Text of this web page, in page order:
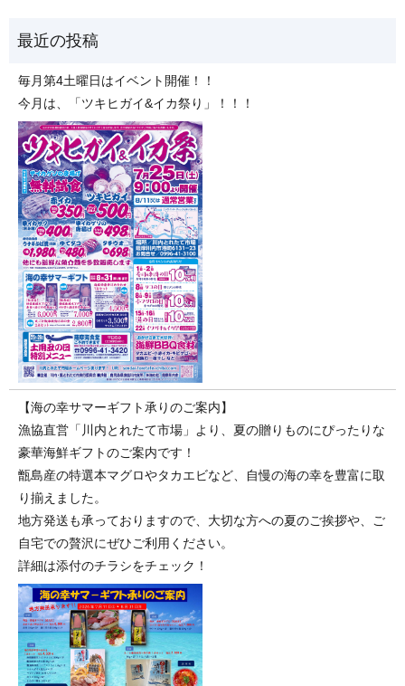
毎月第4土曜日はイベント開催！！
今月は、「ツキヒガイ&イカ祭り」！！！
【海の幸サマーギフト承りのご案内】
漁協直営「川内とれたて市場」より、夏の贈りものにぴったりな
豪華海鮮ギフトのご案内です！
甑島産の特選本マグロやタカエビなど、自慢の海の幸を豊富に取
り揃えました。
地方発送も承っておりますので、大切な方への夏のご挨拶や、ご
自宅での贅沢にぜひご利用ください。
詳細は添付のチラシをチェック！